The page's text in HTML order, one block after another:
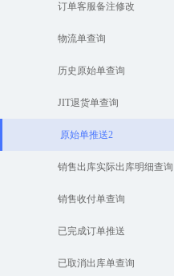
订单客服备注修改
物流单查询
历史原始单查询
JIT退货单查询
原始单推送2
销售出库实际出库明细查询
销售收付单查询
已完成订单推送
已取消出库单查询